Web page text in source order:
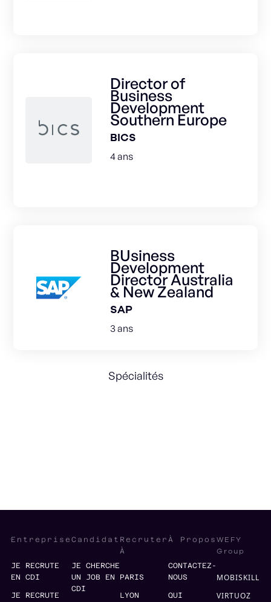
Director of
Business
Development
Southern Europe
BICS
4 ans
BUsiness
Development
Director Australia
& New Zealand
SAP
3 ans
Spécialités
Entreprise
JE RECRUTE
EN CDI
JE RECRUTE
Candidat
JE CHERCHE
UN JOB EN
CDI
Recruter
À
PARIS
LYON
À Propos
CONTACTEZ-
NOUS
QUI
WEFY
Group
MOBISKILL
VIRTUOZ